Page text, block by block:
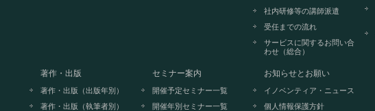
社内研修等の講師派遣
受任までの流れ
サービスに関するお問い合
わせ（総合）
著作・出版
著作・出版（出版年別）
著作・出版（執筆者別）
セミナー案内
開催予定セミナー一覧
開催年別セミナー一覧
お知らせとお願い
イノベンティア・ニュース
個人情報保護方針